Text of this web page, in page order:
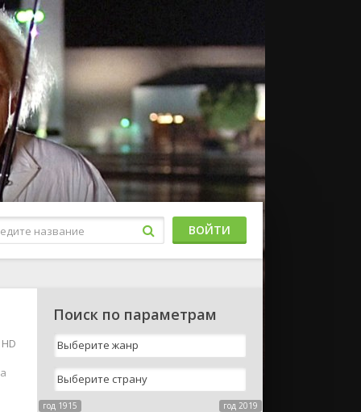
ВОЙТИ
Поиск по параметрам
год 1915 год 2019